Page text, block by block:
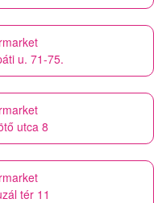
u. 71-75.
utca 8
tér 11